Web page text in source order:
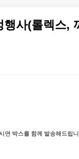
사(롤렉스,
면 박스를 함께 발송해드립